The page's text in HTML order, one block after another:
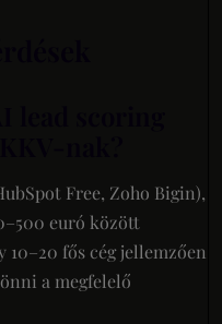
Free, Zoho Bigin),
euró között
fős cég jellemzően
a megfelelő